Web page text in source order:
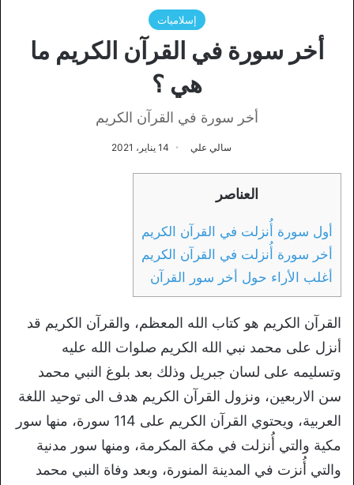
إسلاميات
أخر سورة في القرآن الكريم ما
هي ؟
أخر سورة في القرآن الكريم
سالي علي 14 يناير، 2021
العناصر
أول سورة أُنزلت في القرآن الكريم
أخر سورة أُنزلت في القرآن الكريم
أغلب الأراء حول أخر سور القرآن
القرآن الكريم هو كتاب الله المعظم، والقرآن الكريم قد
أنزل على محمد نبي الله الكريم صلوات الله عليه
وتسليمه على لسان جبريل وذلك بعد بلوغ النبي محمد
سن الاربعين، ونزول القرآن الكريم هدف الى توحيد اللغة
العربية، ويحتوي القرآن الكريم على 114 سورة، منها سور
مكية والتي أُنزلت في مكة المكرمة، ومنها سور مدنية
والتي أُنزت في المدينة المنورة، وبعد وفاة النبي محمد